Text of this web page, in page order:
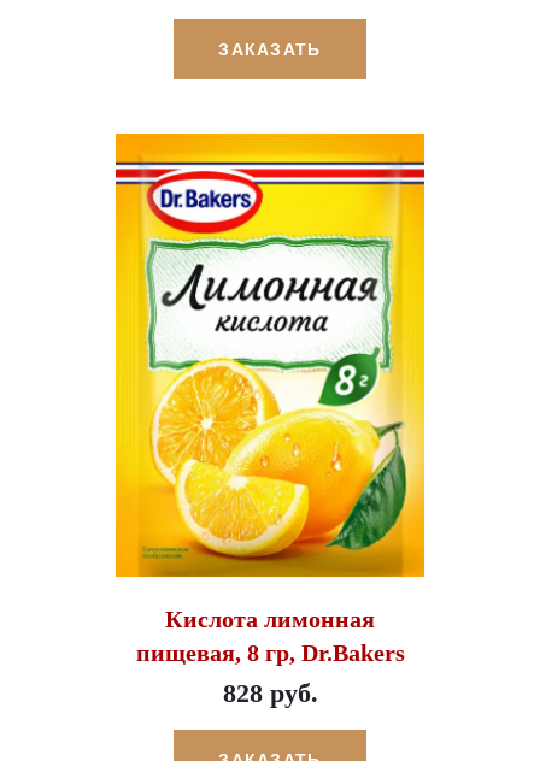
ЗАКАЗАТЬ
Кислота лимонная
пищевая, 8 гр, Dr.Bakers
828 руб.